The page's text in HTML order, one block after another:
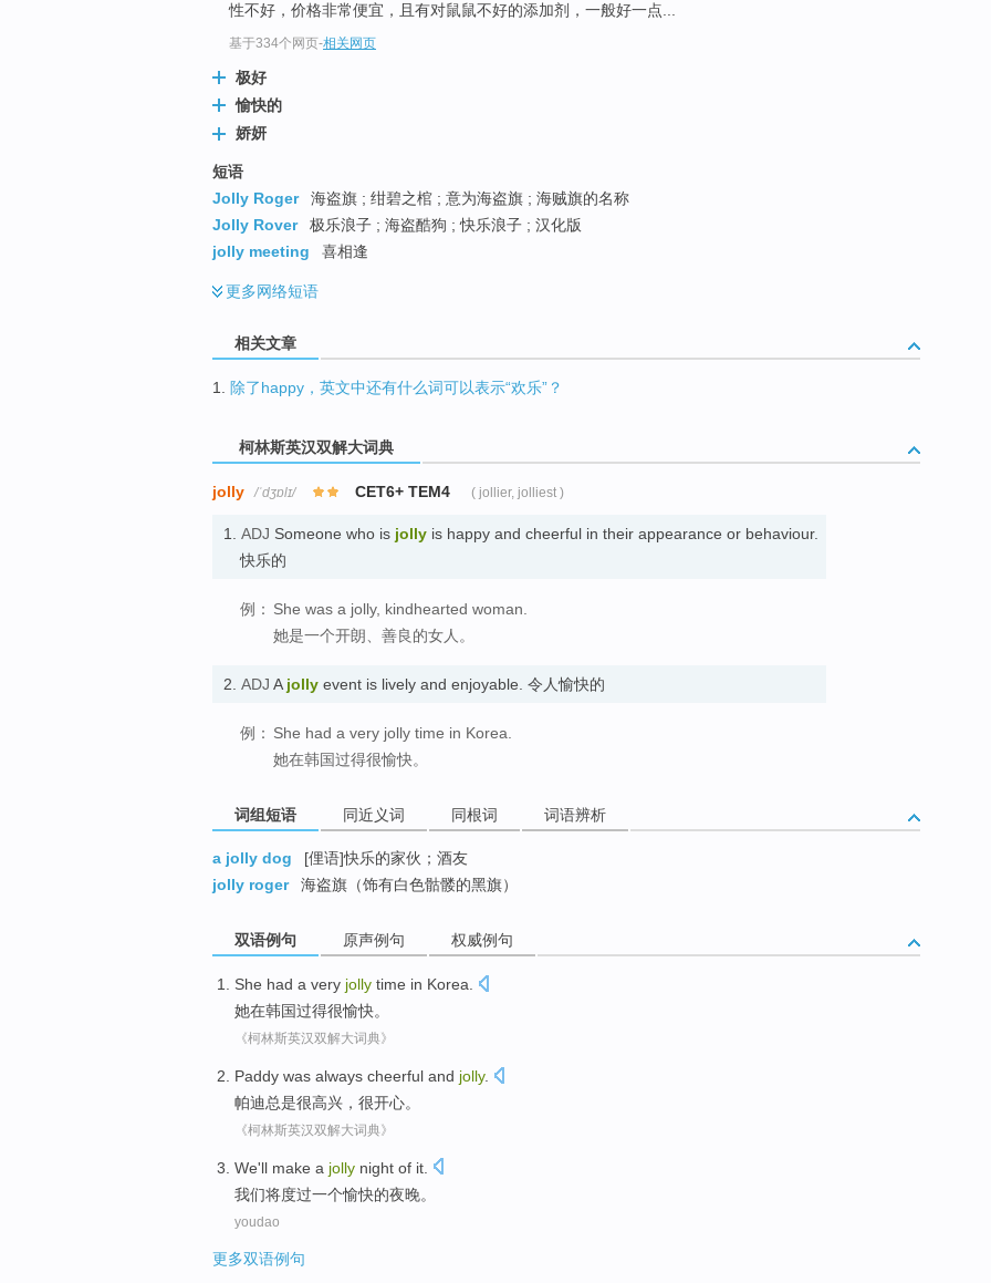
性不好，价格非常便宜，且有对鼠鼠不好的添加剂，一般好一点...
基于334个网页-相关网页
极好
愉快的
娇妍
短语
Jolly Roger
海盗旗 ; 绀碧之棺 ; 意为海盗旗 ; 海贼旗的名称
Jolly Rover
极乐浪子 ; 海盗酷狗 ; 快乐浪子 ; 汉化版
jolly meeting
喜相逢
更多网络短语
相关文章
1. 除了happy，英文中还有什么词可以表示“欢乐”？
柯林斯英汉双解大词典
jolly /ˈdʒɒlɪ/ CET6+ TEM4 ( jollier, jolliest )
1. ADJ Someone who is jolly is happy and cheerful in their appearance or behaviour.
快乐的
例： She was a jolly, kindhearted woman.
她是一个开朗、善良的女人。
2. ADJ A jolly event is lively and enjoyable. 令人愉快的
例： She had a very jolly time in Korea.
她在韩国过得很愉快。
词组短语 同近义词 同根词 词语辨析
a jolly dog
[俚语]快乐的家伙；酒友
jolly roger
海盗旗（饰有白色骷髅的黑旗）
双语例句 原声例句 权威例句
She had a very jolly time in Korea
她在韩国过得很愉快。
《柯林斯英汉双解大词典》
Paddy was always cheerful and jolly.
帕迪总是很高兴 ， 很开心。
《柯林斯英汉双解大词典》
We'll make a jolly night of it.
我们将度过一个愉快的夜晚。
youdao
更多双语例句